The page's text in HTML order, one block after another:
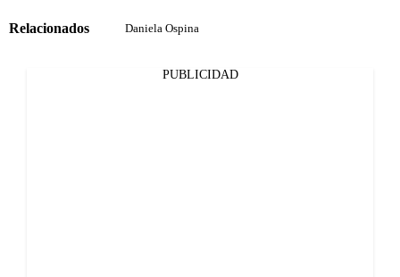
Relacionados Daniela Ospina
PUBLICIDAD